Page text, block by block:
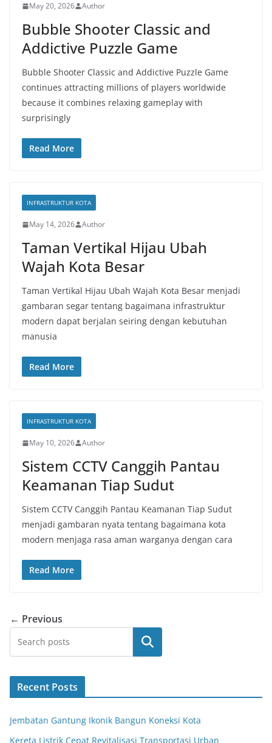
May 20, 2026 Author
Bubble Shooter Classic and
Addictive Puzzle Game
Bubble Shooter Classic and Addictive Puzzle Game
continues attracting millions of players worldwide
because it combines relaxing gameplay with
surprisingly
Read More
INFRASTRUKTUR KOTA
May 14, 2026 Author
Taman Vertikal Hijau Ubah
Wajah Kota Besar
Taman Vertikal Hijau Ubah Wajah Kota Besar menjadi
gambaran segar tentang bagaimana infrastruktur
modern dapat berjalan seiring dengan kebutuhan
manusia
Read More
INFRASTRUKTUR KOTA
May 10, 2026 Author
Sistem CCTV Canggih Pantau
Keamanan Tiap Sudut
Sistem CCTV Canggih Pantau Keamanan Tiap Sudut
menjadi gambaran nyata tentang bagaimana kota
modern menjaga rasa aman warganya dengan cara
Read More
← Previous
Search
Recent Posts
Jembatan Gantung Ikonik Bangun Koneksi Kota
Kereta Listrik Cepat Revitalisasi Transportasi Urban